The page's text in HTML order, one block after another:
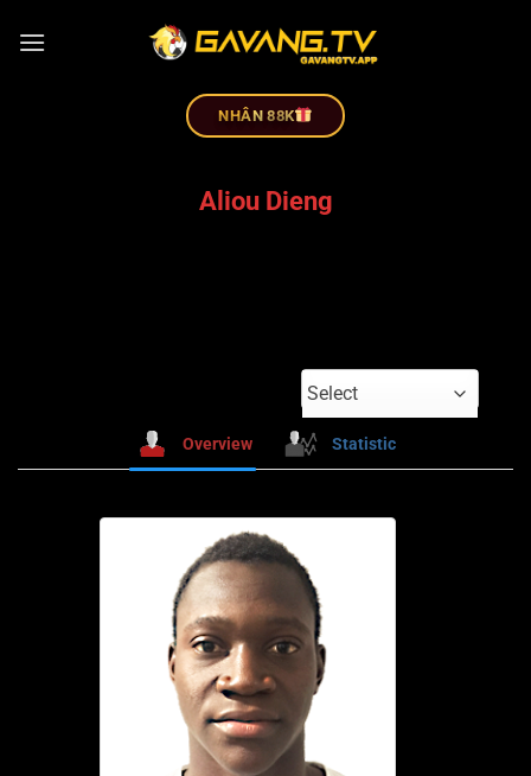
NHÂN 88K
Aliou Dieng
Select
Overview Statistic